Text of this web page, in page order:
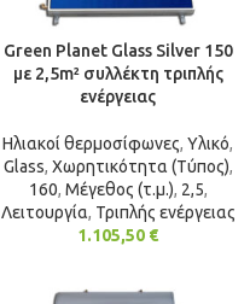
Green Planet Glass Silver 150
με 2,5m² συλλέκτη τριπλής
ενέργειας
Ηλιακοί θερμοσίφωνες, Υλικό,
Glass, Χωρητικότητα (Τύπος),
160, Μέγεθος (τ.μ.), 2,5,
Λειτουργία, Τριπλής ενέργειας
1.105,50 €